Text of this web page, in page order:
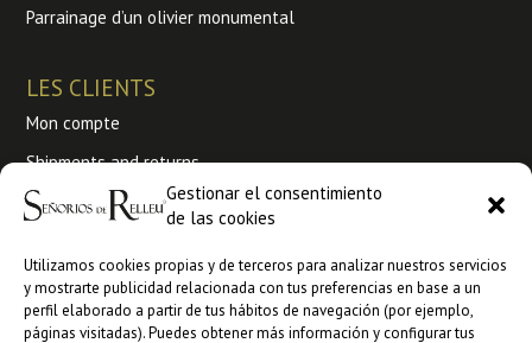
Gestionar el consentimiento
de las cookies
Utilizamos cookies propias y de terceros para analizar nuestros servicios
y mostrarte publicidad relacionada con tus preferencias en base a un
perfil elaborado a partir de tus hábitos de navegación (por ejemplo,
páginas visitadas). Puedes obtener más información y configurar tus
Parrainage d’un olivier monumental
LES CLIENTS
Mon compte
Shipments and returns
Mon Commandes
Vente aux pros